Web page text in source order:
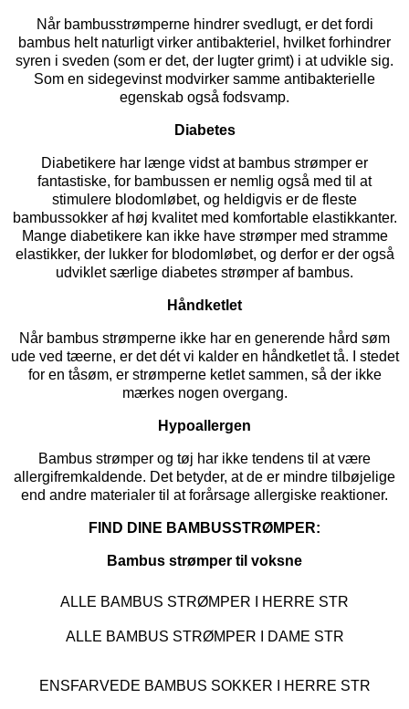
Når bambusstrømperne hindrer svedlugt, er det fordi
bambus helt naturligt virker antibakteriel, hvilket forhindrer
syren i sveden (som er det, der lugter grimt) i at udvikle sig.
Som en sidegevinst modvirker samme antibakterielle
egenskab også fodsvamp.
Diabetes
Diabetikere har længe vidst at bambus strømper er
fantastiske, for bambussen er nemlig også med til at
stimulere blodomløbet, og heldigvis er de fleste
bambussokker af høj kvalitet med komfortable elastikkanter.
Mange diabetikere kan ikke have strømper med stramme
elastikker, der lukker for blodomløbet, og derfor er der også
udviklet særlige diabetes strømper af bambus.
Håndketlet
Når bambus strømperne ikke har en generende hård søm
ude ved tæerne, er det dét vi kalder en håndketlet tå. I stedet
for en tåsøm, er strømperne ketlet sammen, så der ikke
mærkes nogen overgang.
Hypoallergen
Bambus strømper og tøj har ikke tendens til at være
allergifremkaldende. Det betyder, at de er mindre tilbøjelige
end andre materialer til at forårsage allergiske reaktioner.
FIND DINE BAMBUSSTRØMPER:
Bambus strømper til voksne
ALLE BAMBUS STRØMPER I HERRE STR
ALLE BAMBUS STRØMPER I DAME STR
ENSFARVEDE BAMBUS SOKKER I HERRE STR